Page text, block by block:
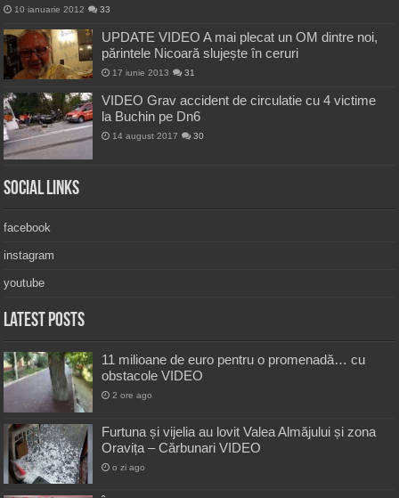
10 ianuarie 2012 33
UPDATE VIDEO A mai plecat un OM dintre noi,
părintele Nicoară slujește în ceruri
17 iunie 2013 31
VIDEO Grav accident de circulatie cu 4 victime
la Buchin pe Dn6
14 august 2017 30
Social Links
facebook
instagram
youtube
Latest Posts
11 milioane de euro pentru o promenadă… cu
obstacole VIDEO
2 ore ago
Furtuna și vijelia au lovit Valea Almăjului și zona
Oravița – Cărbunari VIDEO
o zi ago